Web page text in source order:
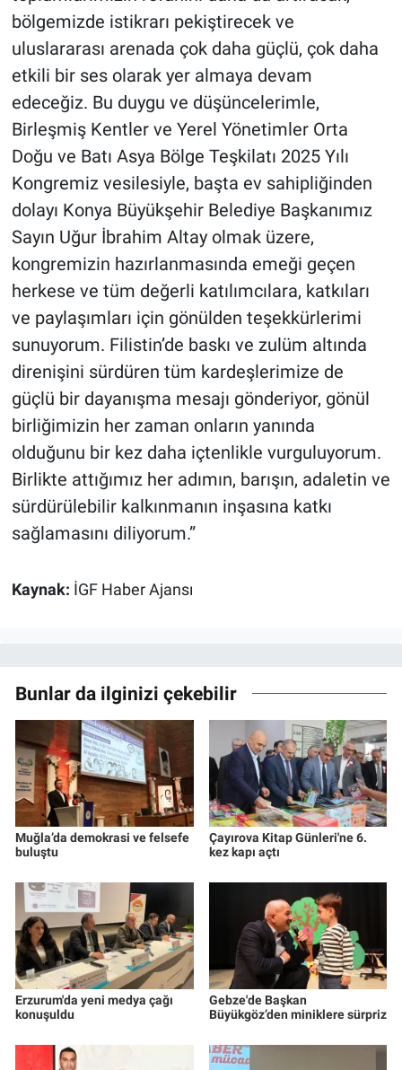
bölgemizde istikrarı pekiştirecek ve
uluslararası arenada çok daha güçlü, çok daha
etkili bir ses olarak yer almaya devam
edeceğiz. Bu duygu ve düşüncelerimle,
Birleşmiş Kentler ve Yerel Yönetimler Orta
Doğu ve Batı Asya Bölge Teşkilatı 2025 Yılı
Kongremiz vesilesiyle, başta ev sahipliğinden
dolayı Konya Büyükşehir Belediye Başkanımız
Sayın Uğur İbrahim Altay olmak üzere,
kongremizin hazırlanmasında emeği geçen
herkese ve tüm değerli katılımcılara, katkıları
ve paylaşımları için gönülden teşekkürlerimi
sunuyorum. Filistin’de baskı ve zulüm altında
direnişini sürdüren tüm kardeşlerimize de
güçlü bir dayanışma mesajı gönderiyor, gönül
birliğimizin her zaman onların yanında
olduğunu bir kez daha içtenlikle vurguluyorum.
Birlikte attığımız her adımın, barışın, adaletin ve
sürdürülebilir kalkınmanın inşasına katkı
sağlamasını diliyorum.”
Kaynak: İGF Haber Ajansı
Bunlar da ilginizi çekebilir
Muğla’da demokrasi ve felsefe
buluştu
Çayırova Kitap Günleri'ne 6.
kez kapı açtı
Erzurum'da yeni medya çağı
konuşuldu
Gebze'de Başkan
Büyükgöz’den miniklere sürpriz